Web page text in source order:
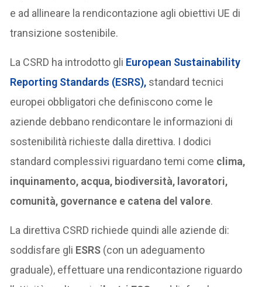
e ad allineare la rendicontazione agli obiettivi UE di
transizione sostenibile.
La CSRD ha introdotto gli European Sustainability
Reporting Standards (ESRS), standard tecnici
europei obbligatori che definiscono come le
aziende debbano rendicontare le informazioni di
sostenibilità richieste dalla direttiva. I dodici
standard complessivi riguardano temi come clima,
inquinamento, acqua, biodiversità, lavoratori,
comunità, governance e catena del valore.
La direttiva CSRD richiede quindi alle aziende di:
soddisfare gli ESRS (con un adeguamento
graduale), effettuare una rendicontazione riguardo